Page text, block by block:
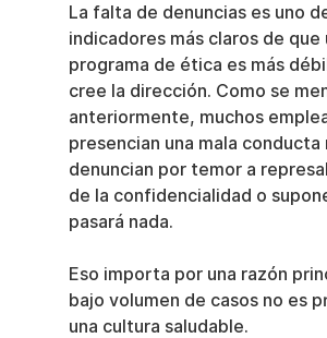
La falta de denuncias es uno
indicadores más claros de que
programa de ética es más
cree la dirección. Como se
anteriormente, muchos
presencian una mala conducta
denuncian por temor a
de la confidencialidad o
pasará nada.
Eso importa por una razón
bajo volumen de casos no es
una cultura saludable.